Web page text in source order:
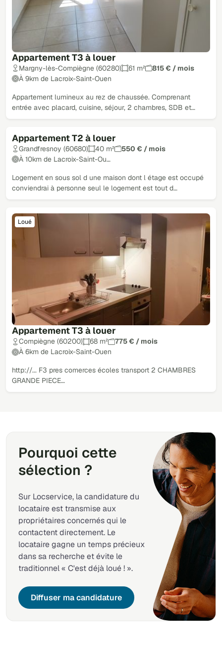
Appartement T3 à louer
Margny-lès-Compiègne (60280) 61 m²
815 € / mois
À 9km de Lacroix-Saint-Ouen
Appartement lumineux au rez de chaussée. Comprenant
entrée avec placard, cuisine, séjour, 2 chambres, SDB et…
Appartement T2 à louer
Loué
Grandfresnoy (60680) 40 m²
550 € / mois
À 10km de Lacroix-Saint-Ou…
Logement en sous sol d une maison dont l étage est occupé
conviendrai à personne seul le logement est tout d…
Appartement T3 à louer
Loué
Compiègne (60200) 68 m²
775 € / mois
À 6km de Lacroix-Saint-Ouen
http://... F3 pres comerces écoles transport 2 CHAMBRES
GRANDE PIECE…
Pourquoi cette
sélection ?
Sur Locservice, la candidature du
locataire est transmise aux
propriétaires concernés qui le
contactent directement. Le
locataire gagne un temps précieux
dans sa recherche et évite le
traditionnel « C'est déjà loué ! ».
Diffuser ma candidature